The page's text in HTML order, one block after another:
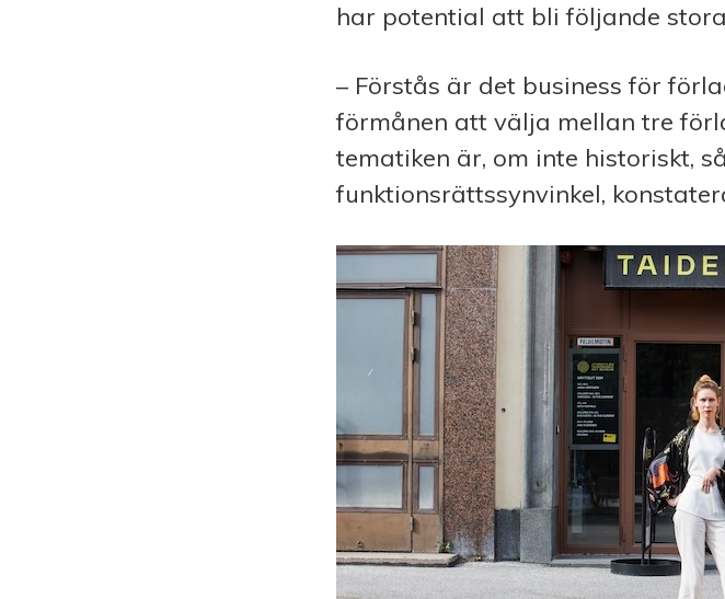
har potential att bli följande
– Förstås är det business för
förmånen att välja mellan tre
tematiken är, om inte historiskt,
funktionsrättssynvinkel,